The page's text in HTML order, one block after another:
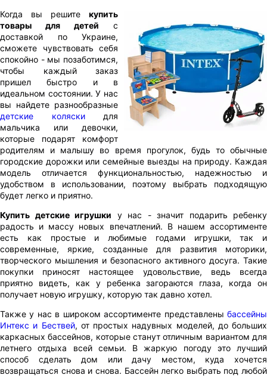
Когда вы решите купить
товары для детей с
доставкой по Украине,
сможете чувствовать себя
спокойно - мы позаботимся,
чтобы каждый заказ
пришел быстро и в
идеальном состоянии. У нас
вы найдете разнообразные
детские коляскидля
мальчика или девочки,
которые подарят комфорт
родителям и малышу во время прогулок, будь то обычные
городские дорожки или семейные выезды на природу. Каждая
модель отличается функциональностью, надежностью и
удобством в использовании, поэтому выбрать подходящую
будет легко и приятно.
Купить детские игрушки у нас - значит подарить ребенку
радость и массу новых впечатлений. В нашем ассортименте
есть как простые и любимые годами игрушки, так и
современные, яркие, созданные для развития моторики,
творческого мышления и безопасного активного досуга. Такие
покупки приносят настоящее удовольствие, ведь всегда
приятно видеть, как у ребенка загораются глаза, когда он
получает новую игрушку, которую так давно хотел.
Также у нас в широком ассортименте представлены бассейны
Интекс и Бествей, от простых надувных моделей, до больших
каркасных бассейнов, которые станут отличным вариантом для
летнего отдыха всей семьи. В жаркую погоду это лучший
способ сделать дом или дачу местом, куда хочется
возвращаться снова и снова. Бассейн легко выбрать под любой